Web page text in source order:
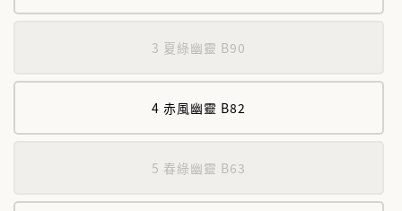
3 夏綠幽靈 B90
4 赤風幽靈 B82
5 春綠幽靈 B63